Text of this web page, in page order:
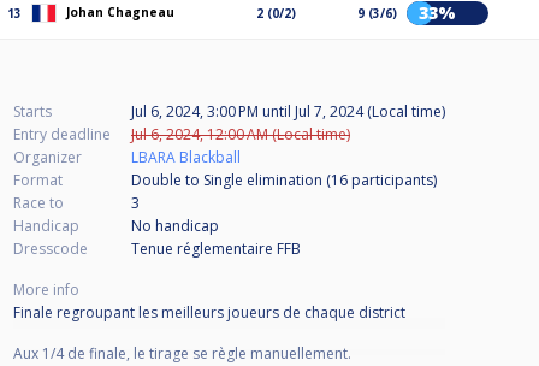
13 Johan Chagneau 2 (0/2) 9 (3/6) 33%
Starts Jul 6, 2024, 3:00 PM until Jul 7, 2024 (Local time)
Entry deadline
Jul 6, 2024, 12:00 AM (Local time)
Organizer
LBARA Blackball
Format
Double to Single elimination (16 participants)
Race to
3
Handicap
No handicap
Dresscode
Tenue réglementaire FFB
More info
Finale regroupant les meilleurs joueurs de chaque district
Aux 1/4 de finale, le tirage se règle manuellement.